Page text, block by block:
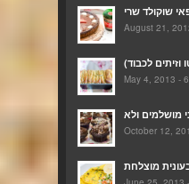
שוקולד שרי
August 21,
May 4, 2013 -
October 12,
מוצלחת